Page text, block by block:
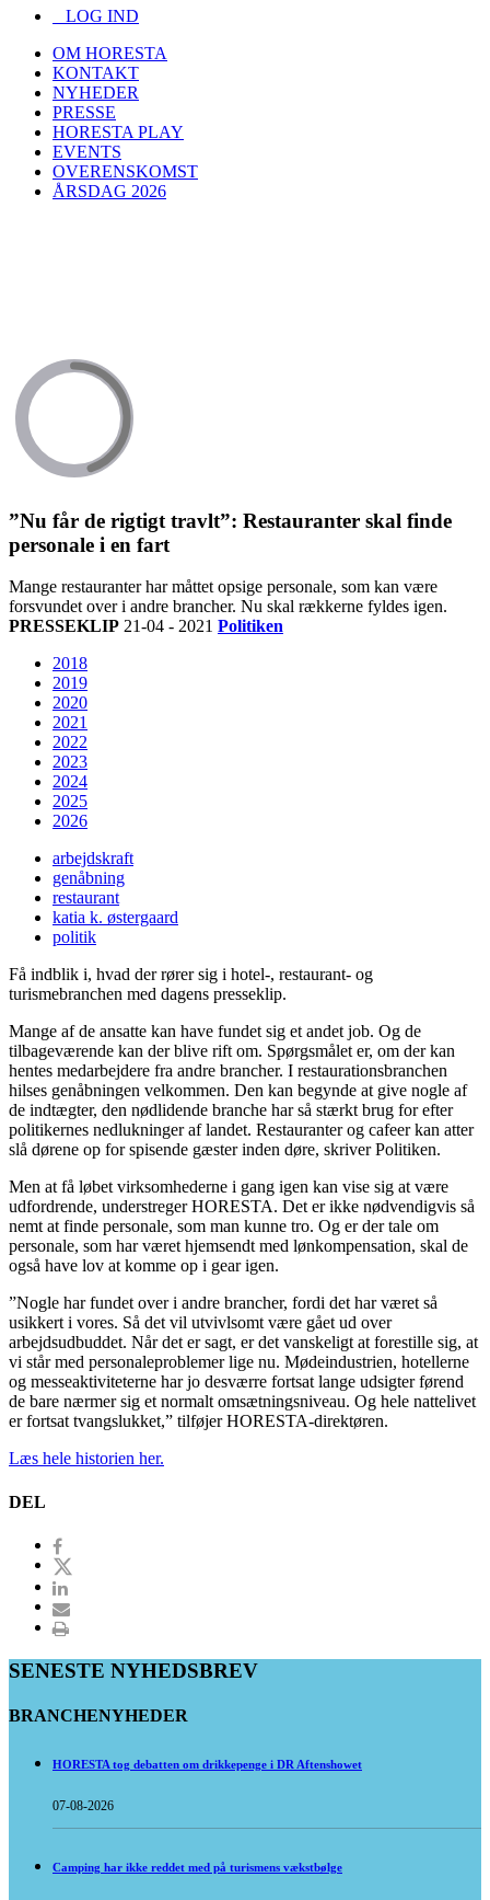
LOG IND
OM HORESTA
KONTAKT
NYHEDER
PRESSE
HORESTA PLAY
EVENTS
OVERENSKOMST
ÅRSDAG 2026
”Nu får de rigtigt travlt”: Restauranter skal finde
personale i en fart
Mange restauranter har måttet opsige personale, som kan være
forsvundet over i andre brancher. Nu skal rækkerne fyldes igen.
PRESSEKLIP 21-04 - 2021 Politiken
2018
2019
2020
2021
2022
2023
2024
2025
2026
arbejdskraft
genåbning
restaurant
katia k. østergaard
politik
Få indblik i, hvad der rører sig i hotel-, restaurant- og
turismebranchen med dagens presseklip.
Mange af de ansatte kan have fundet sig et andet job. Og de
tilbageværende kan der blive rift om. Spørgsmålet er, om der kan
hentes medarbejdere fra andre brancher. I restaurationsbranchen
hilses genåbningen velkommen. Den kan begynde at give nogle af
de indtægter, den nødlidende branche har så stærkt brug for efter
politikernes nedlukninger af landet. Restauranter og cafeer kan atter
slå dørene op for spisende gæster inden døre, skriver Politiken.
Men at få løbet virksomhederne i gang igen kan vise sig at være
udfordrende, understreger HORESTA. Det er ikke nødvendigvis så
nemt at finde personale, som man kunne tro. Og er der tale om
personale, som har været hjemsendt med lønkompensation, skal de
også have lov at komme op i gear igen.
”Nogle har fundet over i andre brancher, fordi det har været så
usikkert i vores. Så det vil utvivlsomt være gået ud over
arbejdsudbuddet. Når det er sagt, er det vanskeligt at forestille sig, at
vi står med personaleproblemer lige nu. Mødeindustrien, hotellerne
og messeaktiviteterne har jo desværre fortsat lange udsigter førend
de bare nærmer sig et normalt omsætningsniveau. Og hele nattelivet
er fortsat tvangslukket,” tilføjer HORESTA-direktøren.
Læs hele historien her.
DEL
SENESTE NYHEDSBREV
BRANCHENYHEDER
HORESTA tog debatten om drikkepenge i DR Aftenshowet
07-08-2026
Camping har ikke reddet med på turismens vækstbølge